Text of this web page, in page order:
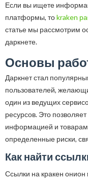
Если вы ищете
платформы, тоkraken
статье мы рассмотрим
даркнете.
Основы
Даркнет стал
пользователей,
один из ведущих
ресурсов. Это
информацией и
определенные риски,
Как найти
Ссылки на кракен